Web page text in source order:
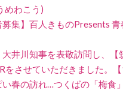
めわこう)
募集】百人きものPresents
井川知事を表敬訪問し、【
をさせていただきました。【
い春の訪れ…つくばの「梅食